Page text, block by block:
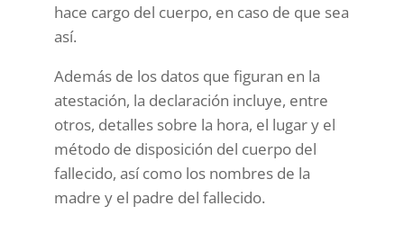
hace cargo del cuerpo, en caso de que sea
así.
Además de los datos que figuran en la
atestación, la declaración incluye, entre
otros, detalles sobre la hora, el lugar y el
método de disposición del cuerpo del
fallecido, así como los nombres de la
madre y el padre del fallecido.